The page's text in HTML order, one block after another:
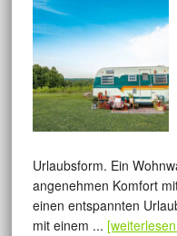
Urlaubsform. Ein
angenehmen Komfort
einen entspannten
mit einem ...